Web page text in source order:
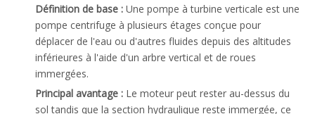
Définition de base : Une pompe à turbine verticale est une
pompe centrifuge à plusieurs étages conçue pour
déplacer de l'eau ou d'autres fluides depuis des altitudes
inférieures à l'aide d'un arbre vertical et de roues
immergées.
Principal avantage : Le moteur peut rester au-dessus du
sol tandis que la section hydraulique reste immergée, ce